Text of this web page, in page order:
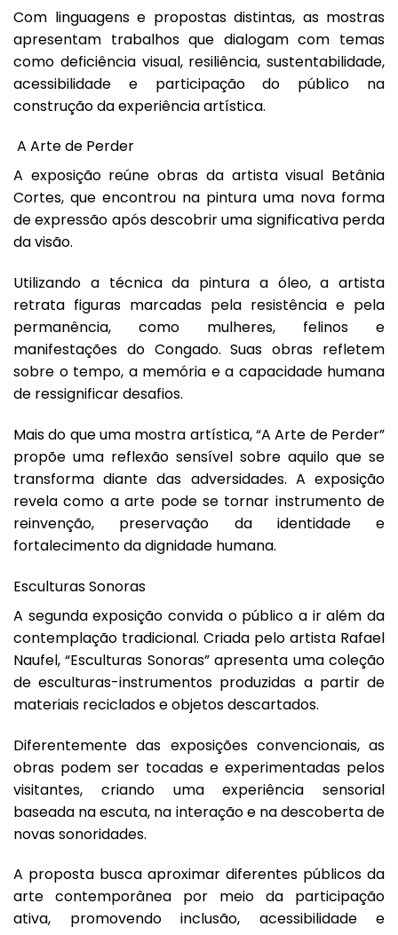
Com linguagens e propostas distintas, as mostras
apresentam trabalhos que dialogam com temas
como deficiência visual, resiliência, sustentabilidade,
acessibilidade e participação do público na
construção da experiência artística.
A Arte de Perder
A exposição reúne obras da artista visual Betânia
Cortes, que encontrou na pintura uma nova forma
de expressão após descobrir uma significativa perda
da visão.
Utilizando a técnica da pintura a óleo, a artista
retrata figuras marcadas pela resistência e pela
permanência, como mulheres, felinos e
manifestações do Congado. Suas obras refletem
sobre o tempo, a memória e a capacidade humana
de ressignificar desafios.
Mais do que uma mostra artística, “A Arte de Perder”
propõe uma reflexão sensível sobre aquilo que se
transforma diante das adversidades. A exposição
revela como a arte pode se tornar instrumento de
reinvenção, preservação da identidade e
fortalecimento da dignidade humana.
Esculturas Sonoras
A segunda exposição convida o público a ir além da
contemplação tradicional. Criada pelo artista Rafael
Naufel, “Esculturas Sonoras” apresenta uma coleção
de esculturas-instrumentos produzidas a partir de
materiais reciclados e objetos descartados.
Diferentemente das exposições convencionais, as
obras podem ser tocadas e experimentadas pelos
visitantes, criando uma experiência sensorial
baseada na escuta, na interação e na descoberta de
novas sonoridades.
A proposta busca aproximar diferentes públicos da
arte contemporânea por meio da participação
ativa, promovendo inclusão, acessibilidade e